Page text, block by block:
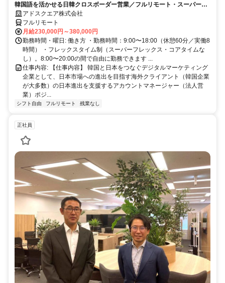
韓国語を活かせる日韓クロスボーダー営業／フルリモート・スーパーフ
レックス
アドスクエア株式会社
フルリモート
月給230,000円～380,000円
勤務時間・曜日: 働き方 ・勤務時間：9:00〜18:00（休憩60分／実働8
時間） ・フレックスタイム制（スーパーフレックス・コアタイムな
し）。8:00〜20:00の間で自由に勤務できます ...
仕事内容: 【仕事内容】 韓国と日本をつなぐデジタルマーケティング
企業として、日本市場への進出を目指す海外クライアント（韓国企業
が大多数）の日本進出を支援するアカウントマネージャー（法人営
業）ポジ...
シフト自由 フルリモート 残業なし
正社員